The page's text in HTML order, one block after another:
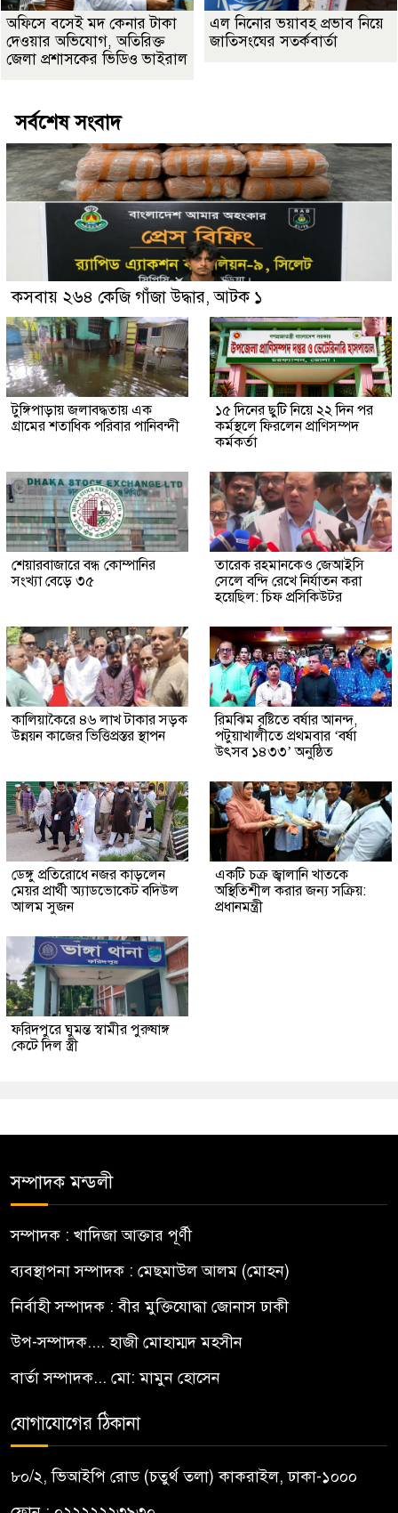
অফিসে বসেই মদ কেনার টাকা
দেওয়ার অভিযোগ, অতিরিক্ত
জেলা প্রশাসকের ভিডিও ভাইরাল
এল নিনোর ভয়াবহ প্রভাব নিয়ে
জাতিসংঘের সতর্কবার্তা
সর্বশেষ সংবাদ
কসবায় ২৬৪ কেজি গাঁজা উদ্ধার, আটক ১
টুঙ্গিপাড়ায় জলাবদ্ধতায় এক
গ্রামের শতাধিক পরিবার পানিবন্দী
১৫ দিনের ছুটি নিয়ে ২২ দিন পর
কর্মস্থলে ফিরলেন প্রাণিসম্পদ
কর্মকর্তা
শেয়ারবাজারে বন্ধ কোম্পানির
সংখ্যা বেড়ে ৩৫
তারেক রহমানকেও জেআইসি
সেলে বন্দি রেখে নির্যাতন করা
হয়েছিল: চিফ প্রসিকিউটর
কালিয়াকৈরে ৪৬ লাখ টাকার সড়ক
উন্নয়ন কাজের ভিত্তিপ্রস্তর স্থাপন
রিমঝিম বৃষ্টিতে বর্ষার আনন্দ,
পটুয়াখালীতে প্রথমবার ‘বর্ষা
উৎসব ১৪৩৩’ অনুষ্ঠিত
ডেঙ্গু প্রতিরোধে নজর কাড়লেন
মেয়র প্রার্থী অ্যাডভোকেট বদিউল
আলম সুজন
একটি চক্র জ্বালানি খাতকে
অস্থিতিশীল করার জন্য সক্রিয়:
প্রধানমন্ত্রী
ফরিদপুরে ঘুমন্ত স্বামীর পুরুষাঙ্গ
কেটে দিল স্ত্রী
সম্পাদক মন্ডলী
সম্পাদক : খাদিজা আক্তার পূর্ণী
ব্যবস্থাপনা সম্পাদক : মেছমাউল আলম (মোহন)
নির্বাহী সম্পাদক : বীর মুক্তিযোদ্ধা জোনাস ঢাকী
উপ-সম্পাদক.... হাজী মোহাম্মদ মহসীন
বার্তা সম্পাদক... মো: মামুন হোসেন
যোগাযোগের ঠিকানা
৮০/২, ভিআইপি রোড (চতুর্থ তলা) কাকরাইল, ঢাকা-১০০০